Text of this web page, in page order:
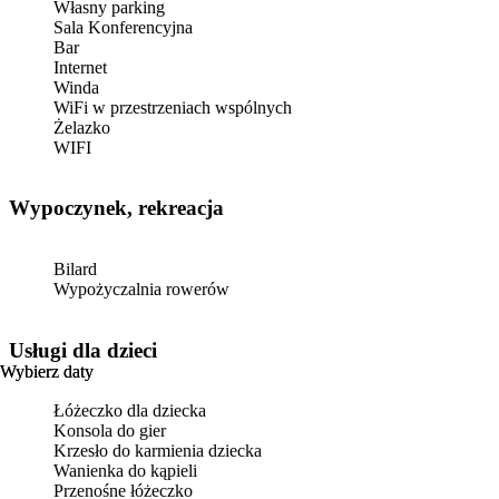
Wybierz daty
Wybierz daty
Własny parking
Sala Konferencyjna
Bar
Internet
Winda
WiFi w przestrzeniach wspólnych
Żelazko
WIFI
Wypoczynek, rekreacja
Bilard
Wypożyczalnia rowerów
usługi dla dzieci
Łóżeczko dla dziecka
Konsola do gier
Krzesło do karmienia dziecka
Wanienka do kąpieli
Przenośne łóżeczko